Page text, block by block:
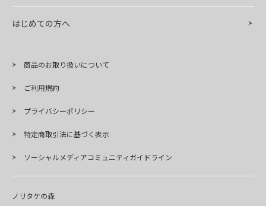
はじめての方へ
商品のお取り扱いについて
ご利用規約
プライバシーポリシー
特定商取引法に基づく表示
ソーシャルメディアコミュニティガイドライン
ノリタケの森